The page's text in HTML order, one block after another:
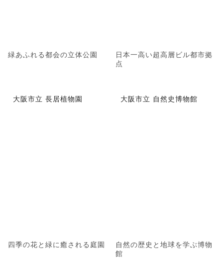
緑あふれる都会の立体公園
日本一高い超高層ビル都市拠
点
大阪市立 長居植物園
四季の花と緑に癒される庭園
大阪市立 自然史博物館
自然の歴史と地球を学ぶ博物
館